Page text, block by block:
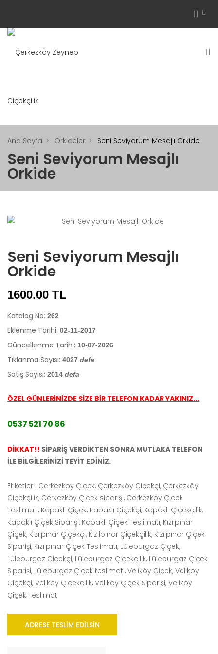
Ana Sayfa Orkideler Seni Seviyorum Mesajlı Orkide
Seni Seviyorum Mesajlı
Orkide
Seni Seviyorum Mesajlı
Orkide
1600.00 TL
Katalog No: 262
Eklenme Tarihi: 02-11-2017
Güncellenme Tarihi: 10-07-2026
Tıklanma Sayısı: 4027 defa
Satış Sayısı: 2014 defa
ÖZEL GÜNLERİNİZDE SİZE BİR TELEFON KADAR YAKINIZ...
0537 521 70 86
DİKKAT!! SİPARİŞ VERDİKTEN SONRA MUTLAKA TELEFON
İLE BİLGİLERİNİZİ TEYİT EDİNİZ.
Etiketler : Çerkezköy Çiçek, Çerkezköy Çiçekçi, Çerkezköy
Çiçekçilik, Çerkezköy Çiçek siparişi, Çerkezköy Çiçek
Teslimatı, Kapaklı Çiçek, Kapaklı Çiçekçi, Kapaklı Çiçekçilik,
Kapaklı Çiçek Siparişi, Kapaklı Çiçek Teslimatı, Kızılpınar
Çiçek, Kızılpınar Çiçekçi, Kızılpınar Çiçekçilik, Kızılpınar Çiçek
Siparişi, Kızılpınar Çiçek Teslimatı, Lüleburgaz Çiçek,
Lüleburgaz Çiçekçi, Lüleburgaz Çiçekçilik, Lüleburgaz Çiçek
Siparişi, Lüleburgaz Çiçek teslimatı, Veliköy Çiçek, Veliköy
Çiçekçi, Veliköy Çiçekçilik, Veliköy Çiçek Siparişi, Veliköy
Çiçek Teslimatı
ADRESE TESLIM EDILSIN